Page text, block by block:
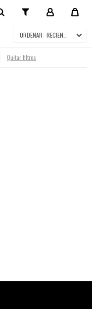
RECIENTES
Quitar filtros